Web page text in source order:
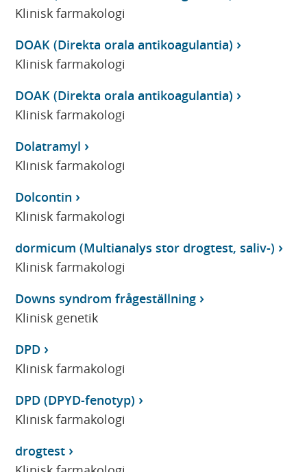
Klinisk farmakologi
DOAK (Direkta orala antikoagulantia)
Klinisk farmakologi
DOAK (Direkta orala antikoagulantia)
Klinisk farmakologi
Dolatramyl
Klinisk farmakologi
Dolcontin
Klinisk farmakologi
dormicum (Multianalys stor drogtest, saliv-)
Klinisk farmakologi
Downs syndrom frågeställning
Klinisk genetik
DPD
Klinisk farmakologi
DPD (DPYD-fenotyp)
Klinisk farmakologi
drogtest